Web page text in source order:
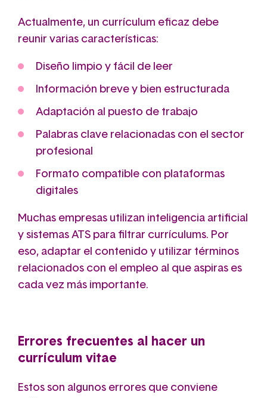
Actualmente, un currículum eficaz debe
reunir varias características:
Diseño limpio y fácil de leer
Información breve y bien estructurada
Adaptación al puesto de trabajo
Palabras clave relacionadas con el sector
profesional
Formato compatible con plataformas
digitales
Muchas empresas utilizan inteligencia artificial
y sistemas ATS para filtrar currículums. Por
eso, adaptar el contenido y utilizar términos
relacionados con el empleo al que aspiras es
cada vez más importante.
Errores frecuentes al hacer un
currículum vitae
Estos son algunos errores que conviene